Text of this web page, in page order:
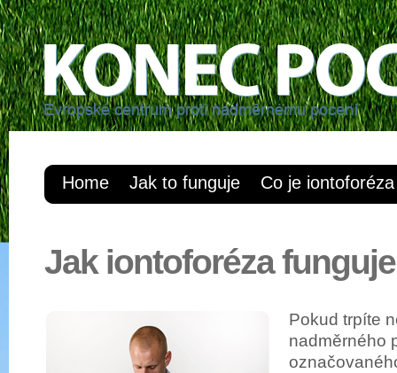
Home Jak to funguje Co je iontoforéza
Jak iontoforéza funguje
Pokud trpíte
nadměrného